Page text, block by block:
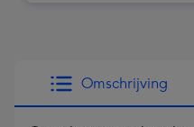
Omschrijving